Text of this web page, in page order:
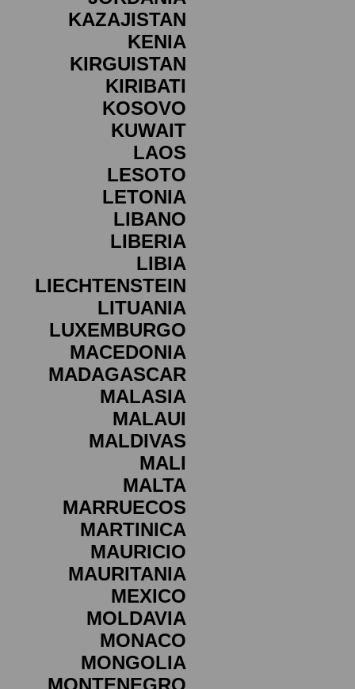
KAZAJISTAN
KENIA
KIRGUISTAN
KIRIBATI
KOSOVO
KUWAIT
LAOS
LESOTO
LETONIA
LIBANO
LIBERIA
LIBIA
LIECHTENSTEIN
LITUANIA
LUXEMBURGO
MACEDONIA
MADAGASCAR
MALASIA
MALAUI
MALDIVAS
MALI
MALTA
MARRUECOS
MARTINICA
MAURICIO
MAURITANIA
MEXICO
MOLDAVIA
MONACO
MONGOLIA
MONTENEGRO